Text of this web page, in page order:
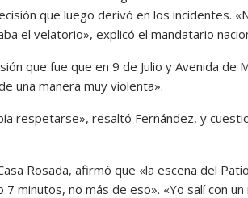
que luego derivó en los incidentes.
el velatorio», explicó el mandatario
que fue que en 9 de Julio y Avenida de
una manera muy violenta».
respetarse», resaltó Fernández, y
Rosada, afirmó que «la escena del
minutos, no más de eso». «Yo salí con un